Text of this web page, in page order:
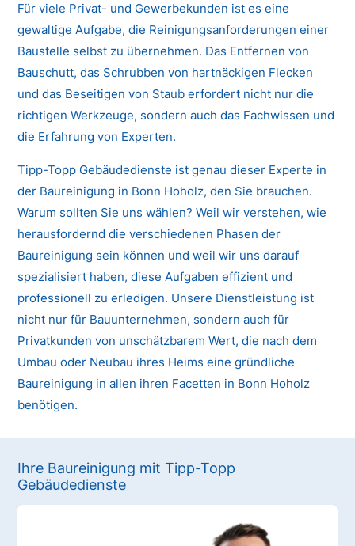
Für viele Privat- und Gewerbekunden ist es eine
gewaltige Aufgabe, die Reinigungsanforderungen einer
Baustelle selbst zu übernehmen. Das Entfernen von
Bauschutt, das Schrubben von hartnäckigen Flecken
und das Beseitigen von Staub erfordert nicht nur die
richtigen Werkzeuge, sondern auch das Fachwissen und
die Erfahrung von Experten.
Tipp-Topp Gebäudedienste ist genau dieser Experte in
der Baureinigung in Bonn Hoholz, den Sie brauchen.
Warum sollten Sie uns wählen? Weil wir verstehen, wie
herausfordernd die verschiedenen Phasen der
Baureinigung sein können und weil wir uns darauf
spezialisiert haben, diese Aufgaben effizient und
professionell zu erledigen. Unsere Dienstleistung ist
nicht nur für Bauunternehmen, sondern auch für
Privatkunden von unschätzbarem Wert, die nach dem
Umbau oder Neubau ihres Heims eine gründliche
Baureinigung in allen ihren Facetten in Bonn Hoholz
benötigen.
Ihre Baureinigung mit Tipp-Topp
Gebäudedienste